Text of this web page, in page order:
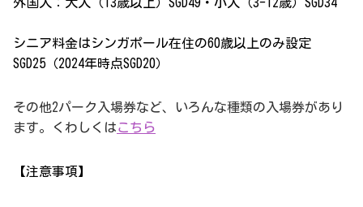
シニア料金はシンガポール在住の60歳以上のみ設定
SGD25（2024年時点SGD20）
その他2パーク入場券など、いろんな種類の入場券があり
ます。くわしくはこちら
【注意事項】